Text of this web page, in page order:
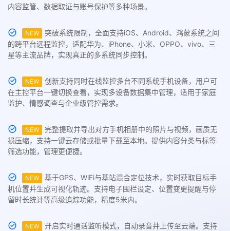
内容监管、数据取证与账号保护等多种场景。
NEW
突破系统限制，全面支持iOS、Android、鸿蒙系统之间
的跨平台远程监控，适配华为、iPhone、小米、OPPO、vivo、三
星等主流品牌，实现真正的多系统同步控制。
NEW
创新支持同时在线监控多台不同系统手机设备，用户可
在主控平台一键切换查看，实现多设备数据集中管理，适用于家庭
监护、情感调查与企业级管控需求。
NEW
完整提取并导出对方手机相册中的照片与视频，画质无
损压缩，支持一键云存储或批量下载至本地。提供内容分类与标签
筛选功能，管理更便捷。
NEW
基于GPS、WiFi与基站混合定位技术，实时获取目标手
机位置并生成可视化轨迹。支持电子围栏设定、位置变更提醒与停
留时长统计等高级追踪功能，精度5米内。
NEW
开启实时通话监听模式，自动录音并上传至云端。支持